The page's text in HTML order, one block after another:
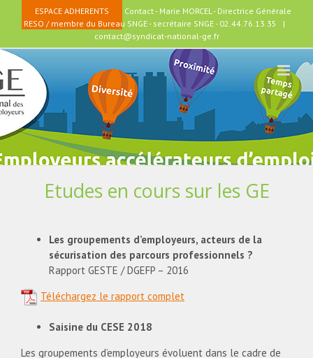
ESPACE ADHERENTS
Contact - Marie MORCEL - Directrice Générale
RESO / membre du Bureau SNGE - secrétaire SNGE - 02.44.76.13.35
|
contact@syndicat-national-ge.fr
Etudes en cours sur les GE
Les groupements d’employeurs, acteurs de la
sécurisation des parcours professionnels ?
Rapport GESTE / DGEFP – 2016
Téléchargez le rapport complet
Saisine du CESE 2018
Les groupements d’employeurs évoluent dans le cadre de